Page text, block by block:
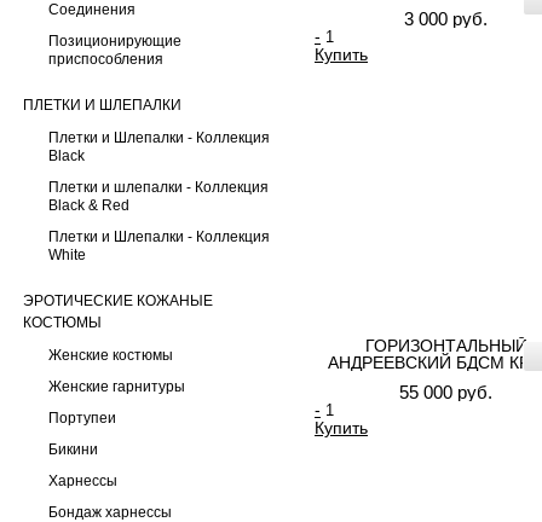
Соединения
Позиционирующие
приспособления
ПЛЕТКИ И ШЛЕПАЛКИ
Плетки и Шлепалки - Коллекция
Black
Плетки и шлепалки - Коллекция
Black & Red
Плетки и Шлепалки - Коллекция
White
ЭРОТИЧЕСКИЕ КОЖАНЫЕ
КОСТЮМЫ
Женские костюмы
Женские гарнитуры
Портупеи
Бикини
Харнессы
Бондаж харнессы
3 000 руб.
-
Купить
ГОРИЗОНТАЛЬНЫЙ
АНДРЕЕВСКИЙ БДСМ
55 000 руб.
-
Купить